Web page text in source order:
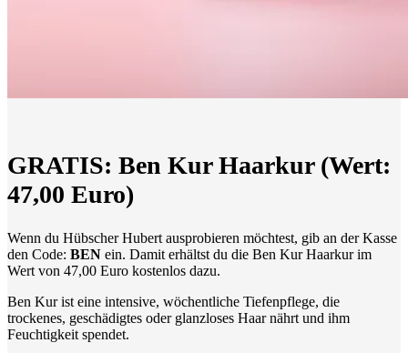
GRATIS: Ben Kur Haarkur (Wert:
47,00 Euro)
Wenn du Hübscher Hubert ausprobieren möchtest, gib an der Kasse
den Code: BEN ein. Damit erhältst du die Ben Kur Haarkur im
Wert von 47,00 Euro kostenlos dazu.
Ben Kur ist eine intensive, wöchentliche Tiefenpflege, die
trockenes, geschädigtes oder glanzloses Haar nährt und ihm
Feuchtigkeit spendet.